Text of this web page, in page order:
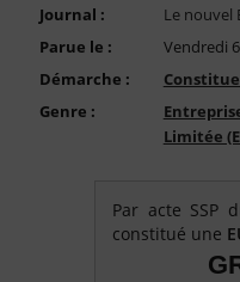
Journal :
Le nouvel
Parue le :
Vendredi
Démarche :
Genre :
Limitée
Par acte SSP
constitué une